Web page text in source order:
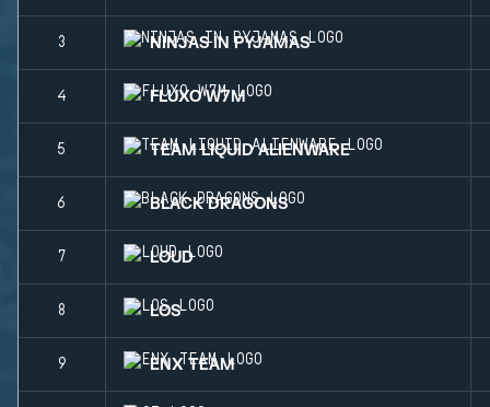
3 NINJAS IN PYJAMAS
4 FLUXO W7M
5 TEAM LIQUID ALIENWARE
6 BLACK DRAGONS
7 LOUD
8 LOS
9 ENX TEAM